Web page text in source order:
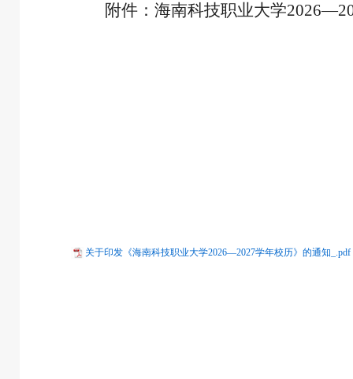
附件：海南科技职业大学
关于印发《海南科技职业大学2026—2027学年校历》的通知_.pdf